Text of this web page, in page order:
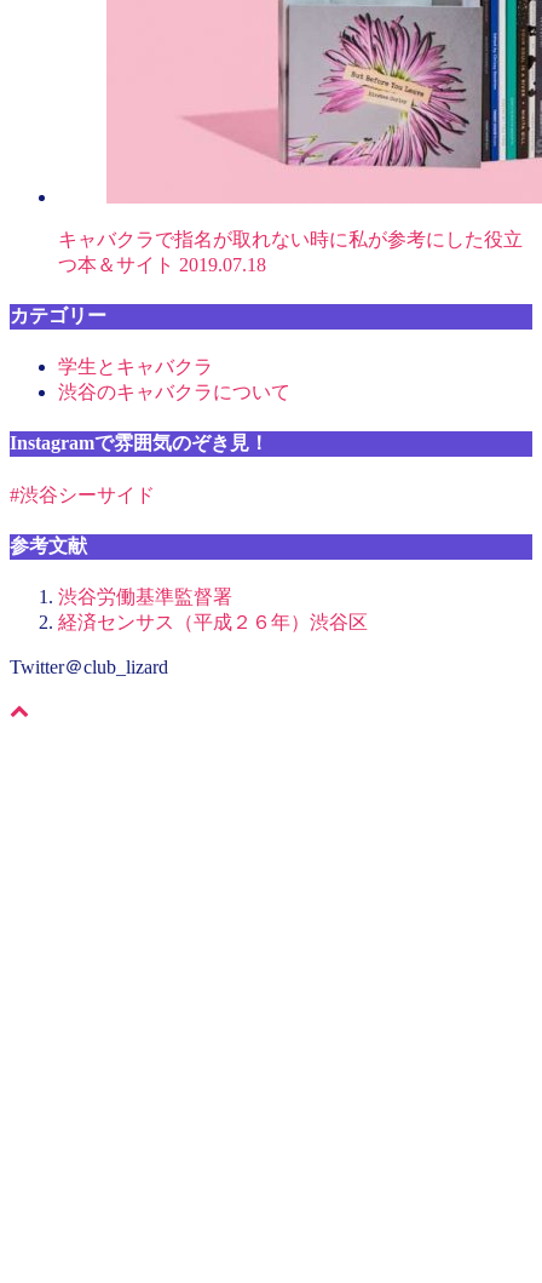
キャバクラで指名が取れない時に私が参考にした役立
つ本＆サイト 2019.07.18
カテゴリー
学生とキャバクラ
渋谷のキャバクラについて
Instagramで雰囲気のぞき見！
#渋谷シーサイド
参考文献
渋谷労働基準監督署
経済センサス（平成２６年）渋谷区
Twitter＠club_lizard